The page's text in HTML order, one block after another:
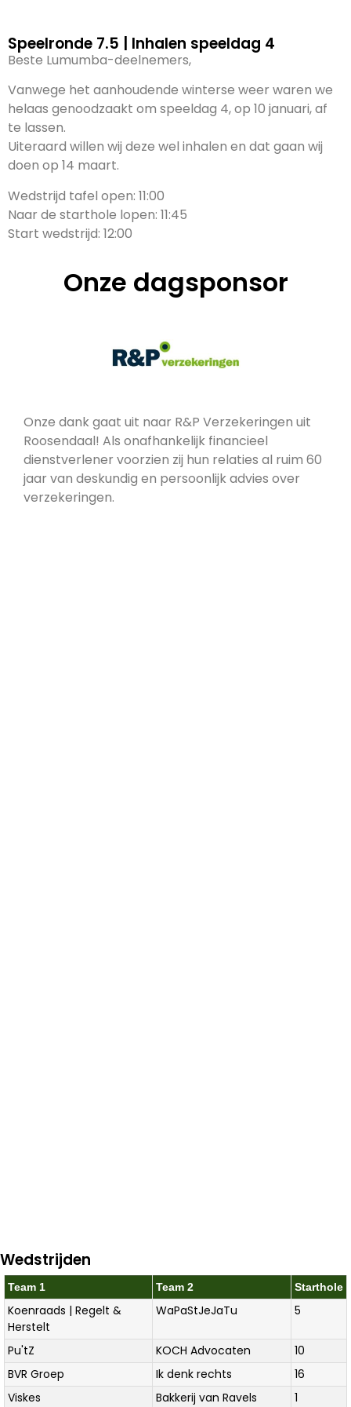
Speelronde 7.5 | Inhalen speeldag 4
Beste Lumumba-deelnemers,
Vanwege het aanhoudende winterse weer waren we
helaas genoodzaakt om speeldag 4, op 10 januari, af
te lassen.
Uiteraard willen wij deze wel inhalen en dat gaan wij
doen op 14 maart.
Wedstrijd tafel open: 11:00
Naar de starthole lopen: 11:45
Start wedstrijd: 12:00
Onze dagsponsor
Onze dank gaat uit naar R&P Verzekeringen uit
Roosendaal! Als onafhankelijk financieel
dienstverlener voorzien zij hun relaties al ruim 60
jaar van deskundig en persoonlijk advies over
verzekeringen.
Wedstrijden
Team 1 Team 2 Starthole
Koenraads | Regelt &
Herstelt
WaPaStJeJaTu 5
Pu'tZ KOCH Advocaten
10
BVR Groep
Ik denk rechts
16
Viskes
Bakkerij van Ravels 1